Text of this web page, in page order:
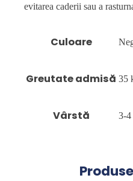
evitarea caderii sau a
Culoare
Greutate admisă 35
Vârstă 3-